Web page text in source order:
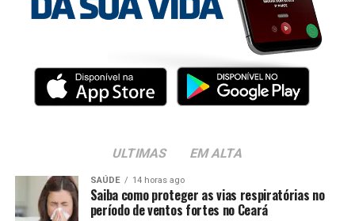
ULTIMAS EM ALTA
SAÚDE 14 horas ago
Saiba como proteger as vias respiratórias no
período de ventos fortes no Ceará